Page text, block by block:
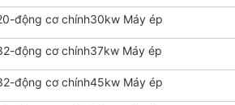
động cơ chính30kw Máy ép
động cơ chính37kw Máy ép
động cơ chính45kw Máy ép